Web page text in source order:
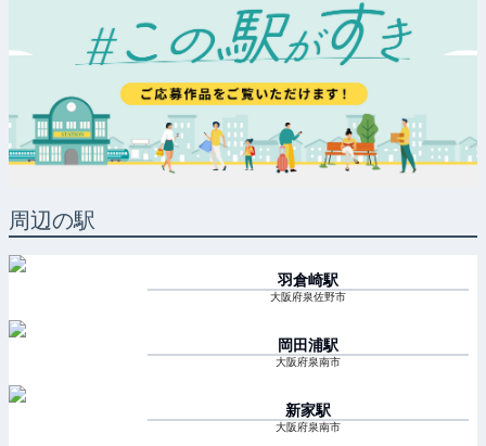
周辺の駅
羽倉崎駅
大阪府泉佐野市
岡田浦駅
大阪府泉南市
新家駅
大阪府泉南市